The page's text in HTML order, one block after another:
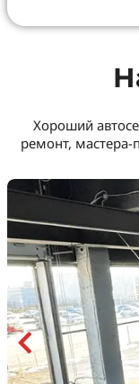
Хороший
ремонт,